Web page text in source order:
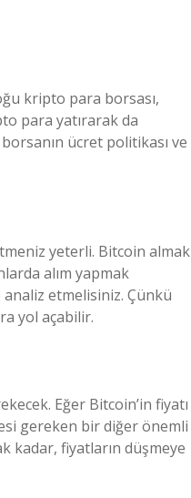
kripto para borsası,
para yatırarak da
ücret politikası ve
yeterli. Bitcoin almak
alım yapmak
etmelisiniz. Çünkü
yol açabilir.
Eğer Bitcoin’in fiyatı
gereken bir diğer önemli
kadar, fiyatların düşmeye